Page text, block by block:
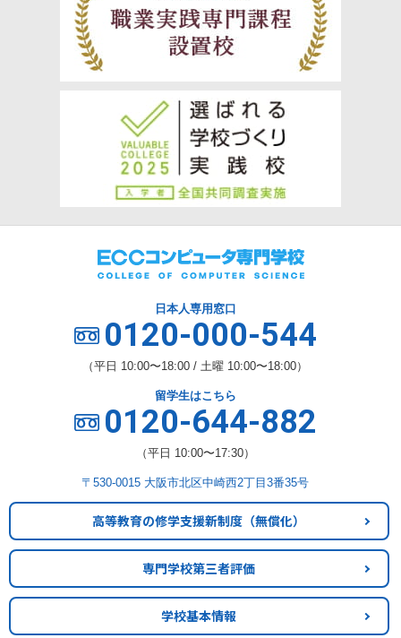
日本人専用窓口
0120-000-544
（平日 10:00〜18:00 / 土曜 10:00〜18:00）
留学生はこちら
0120-644-882
（平日 10:00〜17:30）
〒530-0015 大阪市北区中崎西2丁目3番35号
高等教育の修学支援新制度 （無償化）
専門学校第三者評価
学校基本情報